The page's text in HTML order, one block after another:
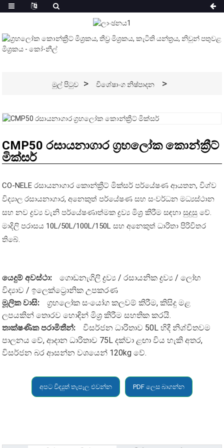
මුල් පිටුව විශේෂාංග නිෂ්පාදන
CMP50 රසායනාගාර ග්‍රහලෝක කොන්ක්‍රීට්
මික්සර්
CO-NELE රසායනාගාර කොන්ක්‍රීට් මික්සර් පර්යේෂණ ආයතන, විශ්ව
විද්‍යාල රසායනාගාර, අනෙකුත් පර්යේෂණ සහ සංවර්ධන මධ්‍යස්ථාන
සහ නව ද්‍රව්‍ය වැනි පර්යේෂණාත්මක ද්‍රව්‍ය මිශ්‍ර කිරීම සඳහා සුදුසු වේ.
මාදිලි පරාසය 10L/50L/100L/150L සහ අනෙකුත් ධාරිතා පිරිවිතර
තිබේ.
යෙදුම් අවස්ථා:
ගොඩනැගිලි ද්‍රව්‍ය / රසායනික ද්‍රව්‍ය / ලෝහ
විද්‍යාව / ඉලෙක්ට්‍රොනික උපකරණ
මූලික වාසි:
ග්‍රහලෝක සංයෝග කලවම් කිරීම, කිසිදු මළ
ලපයකින් තොරව හොඳින් මිශ්‍ර කිරීම සහතික කරයි.
තාක්ෂණික පරාමිතීන්:
විසර්ජන ධාරිතාව 50L හිදී නිශ්චිතවම
පාලනය වේ, ආදාන ධාරිතාව 75L දක්වා ළඟා විය හැකි අතර,
විසර්ජන බර ආසන්න වශයෙන් 120kg වේ.
අපට විද්‍යුත් තැපෑල එවන්න PDF ලෙස බාගන්න